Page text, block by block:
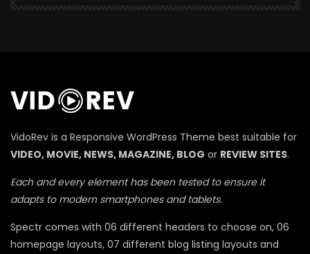
VidoRev is a Responsive WordPress Theme best suitable for
VIDEO, MOVIE, NEWS, MAGAZINE, BLOG or REVIEW SITES.
Each and every element has been tested to ensure it
adapts to modern smartphones and tablets.
Spectr comes with 06 different headers to choose on, 06
homepage layouts, 07 different blog listing layouts and